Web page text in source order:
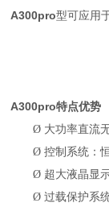
A300pro型可应用
A300pro特点优势
Ø 大功率直流
Ø 控制系统：
Ø 超大液晶显
Ø 过载保护系